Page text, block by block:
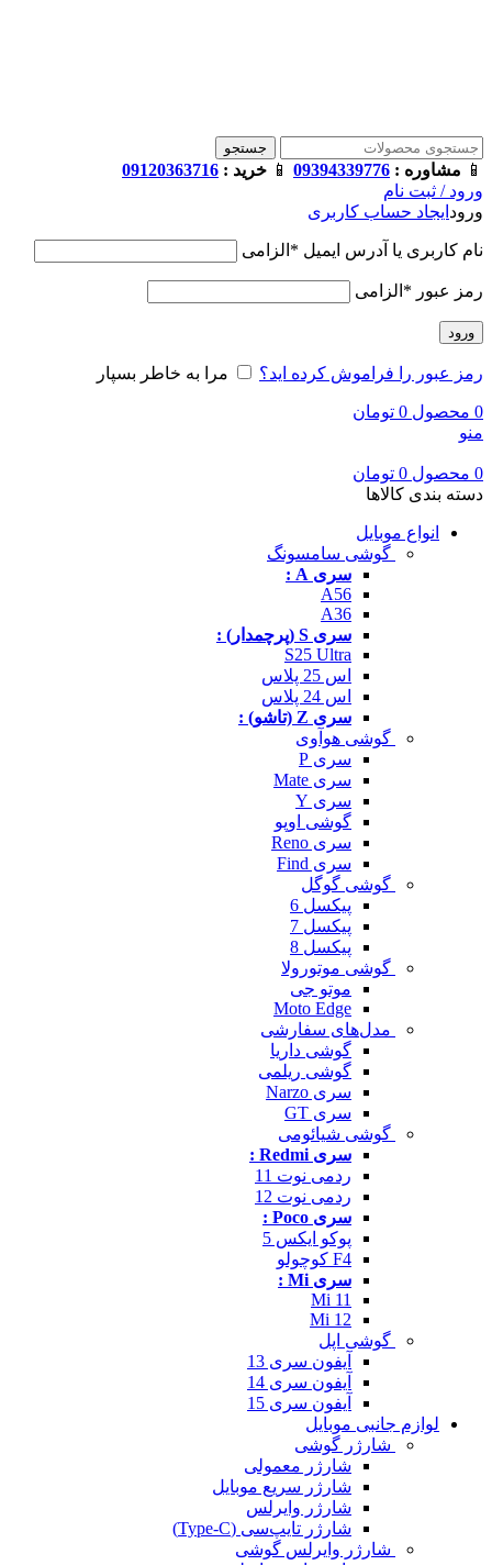
جستجو
📱 مشاوره : 09394339776
📱 خرید : 09120363716
ورود / ثبت نام
ورود ایجاد حساب کاربری
نام کاربری یا آدرس ایمیل * الزامی
رمز عبور * الزامی
ورود
رمز عبور را فراموش کرده اید؟ مرا به خاطر بسپار
0 محصول 0 تومان
منو
0 محصول 0 تومان
دسته بندی کالاها
انواع موبایل
گوشی سامسونگ
سری A :
A56
A36
سری S (پرچمدار) :
S25 Ultra
اس 25 پلاس
اس 24 پلاس
سری Z (تاشو) :
گوشی هوآوی
سری P
سری Mate
سری Y
گوشی اوپو
سری Reno
سری Find
گوشی گوگل
پیکسل 6
پیکسل 7
پیکسل 8
گوشی موتورولا
موتو جی
Moto Edge
مدل‌های سفارشی
گوشی داریا
گوشی ریلمی
سری Narzo
سری GT
گوشی شیائومی
سری Redmi :
ردمی نوت 11
ردمی نوت 12
سری Poco :
پوکو ایکس 5
F4 کوچولو
سری Mi :
Mi 11
Mi 12
گوشی اپل
آیفون سری 13
آیفون سری 14
آیفون سری 15
لوازم جانبی موبایل
شارژر گوشی
شارژر معمولی
شارژر سریع موبایل
شارژر وایرلس
شارژر تایپ‌سی (Type-C)
شارژر وایرلس گوشی